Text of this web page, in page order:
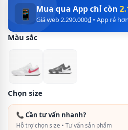
📱 Mua qua App chỉ còn
Giá web 2.290.000₫ • App rẻ
Màu sắc
Chọn size
📞 Cần tư vấn nhanh?
Hỗ trợ chọn size • Tư vấn sản phẩm